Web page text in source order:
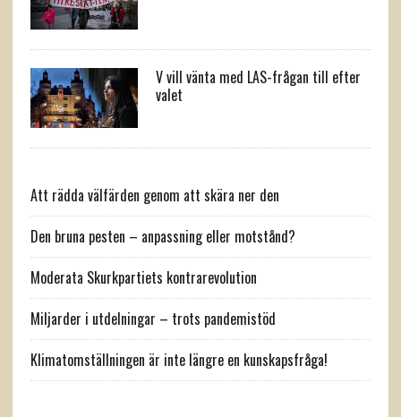
V vill vänta med LAS-frågan till efter
valet
Att rädda välfärden genom att skära ner den
Den bruna pesten – anpassning eller motstånd?
Moderata Skurkpartiets kontrarevolution
Miljarder i utdelningar – trots pandemistöd
Klimatomställningen är inte längre en kunskapsfråga!